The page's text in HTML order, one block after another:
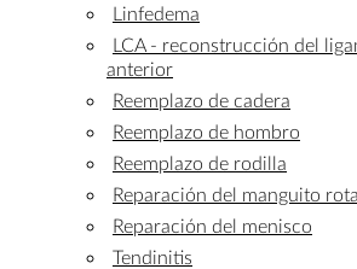
Linfedema
LCA - reconstrucción del
anterior
Reemplazo de cadera
Reemplazo de hombro
Reemplazo de rodilla
Reparación del manguito
Reparación del menisco
Tendinitis